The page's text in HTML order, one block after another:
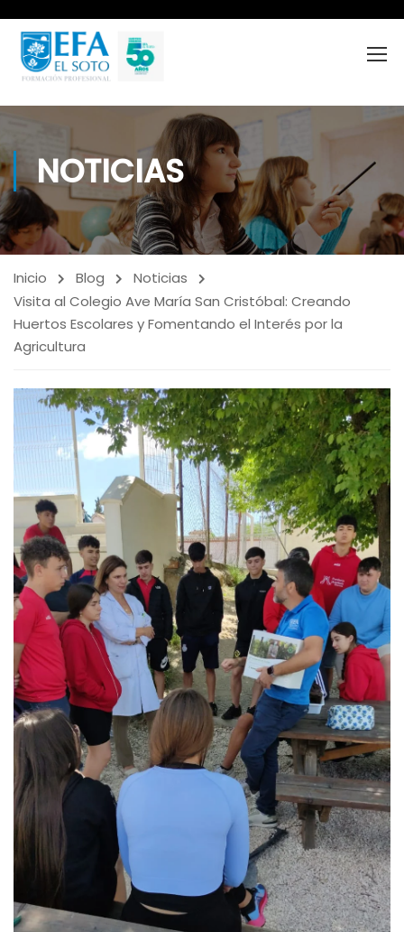
NOTICIAS
Inicio Blog
Noticias
Visita al Colegio Ave María San Cristóbal: Creando
Huertos Escolares y Fomentando el Interés por la
Agricultura